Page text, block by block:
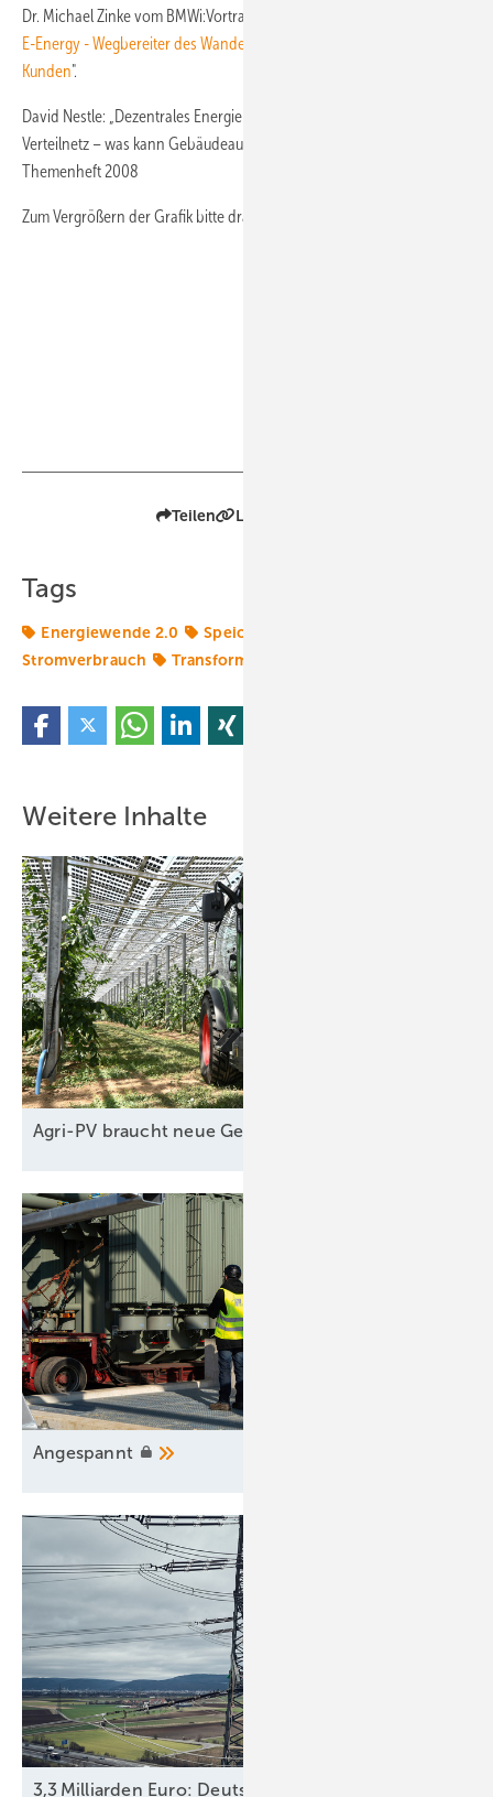
Dr. Michael Zinke vom BMWi:Vortrag über E-Energy mit dem Titel "
E-Energy - Wegbereiter des Wandels vom passiven zum aktiven
Kunden".
David Nestle: „Dezentrales Energiemanagement im elektrischen
Verteilnetz – was kann Gebäudeautomation beitragen?“, FVS-
Themenheft 2008
Zum Vergrößern der Grafik bitte draufklicken:
Teilen Link kopieren
Tags
Energiewende 2.0 Speicher
Stromverbrauch
Transformation
Weitere Inhalte
Agri-PV braucht neueGeschäftsmodelle
A ngespannt
3,3 Milliarden Euro: Deutschland steigt mit 25,1